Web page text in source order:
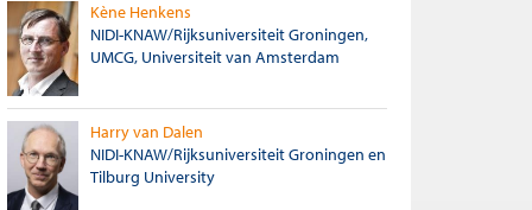
Kène Henkens
NIDI-KNAW/Rijksuniversiteit Groningen,
UMCG, Universiteit van Amsterdam
Harry van Dalen
NIDI-KNAW/Rijksuniversiteit Groningen en
Tilburg University